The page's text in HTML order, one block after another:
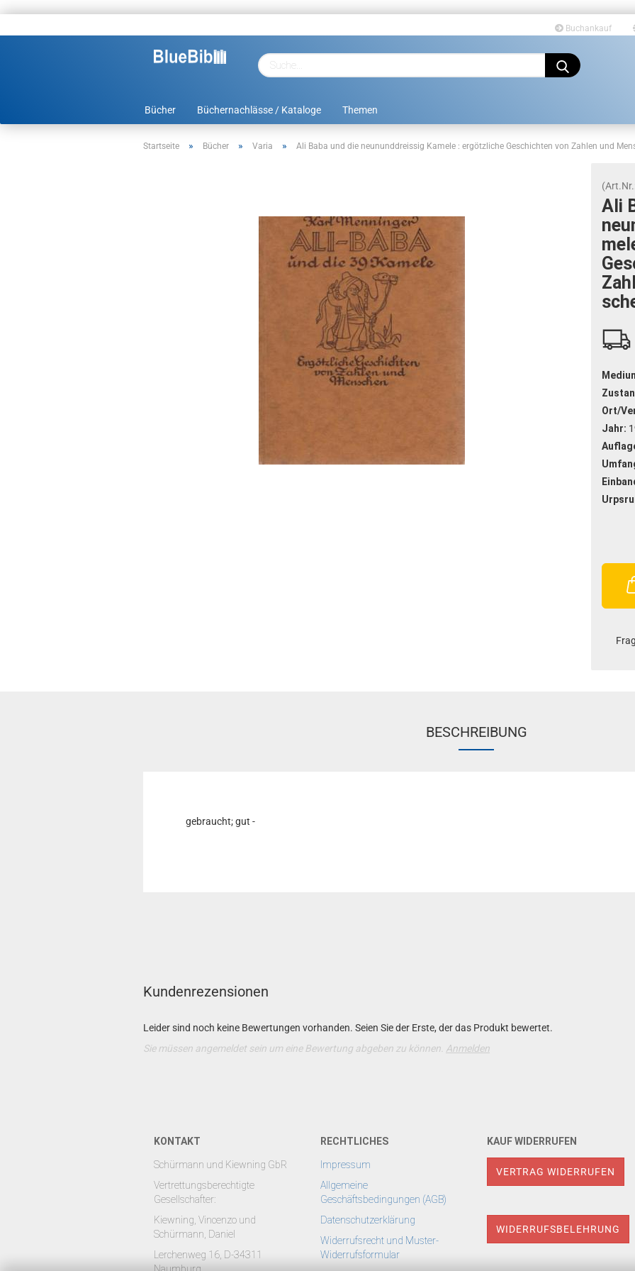
Buchankauf
Passwort vergessen?
Bücher Büchernachlässe / Kataloge Themen
Startseite » Bücher » Varia » Ali Baba und die neununddreissig Kamele : ergötzliche Geschichten von Zahlen und
Ali
Ort/
Jahr:
BESCHREIBUNG
gebraucht; gut -
Kundenrezensionen
Leider sind noch keine Bewertungen vorhanden. Seien Sie der Erste, der das Produkt bewertet.
Sie müssen angemeldet sein um eine Bewertung abgeben zu können. Anmelden
KONTAKT
Schürmann und Kiewning GbR
Vertrettungsberechtigte
Gesellschafter:
Kiewning, Vincenzo und
Schürmann, Daniel
Lerchenweg 16, D-34311
RECHTLICHES
Impressum
Allgemeine
Geschäftsbedingungen (AGB)
Datenschutzerklärung
Widerrufsrecht und Muster-
Widerrufsformular
KAUF WIDERRUFEN
VERTRAG WIDERRUFEN
WIDERRUFSBELEHRUNG